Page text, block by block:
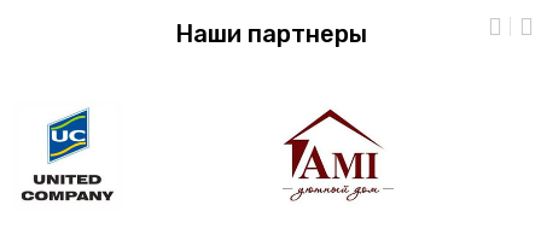
Наши партнеры